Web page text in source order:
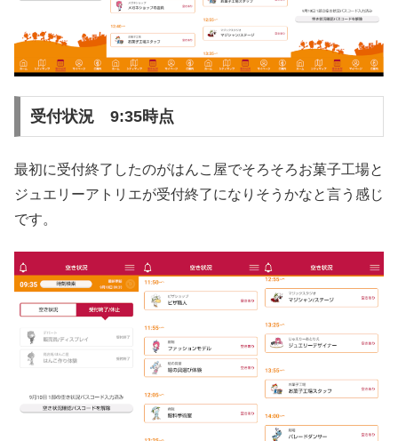
受付状況 9:35時点
最初に受付終了したのがはんこ屋でそろそろお菓子工場と
ジュエリーアトリエが受付終了になりそうかなと言う感じ
です。